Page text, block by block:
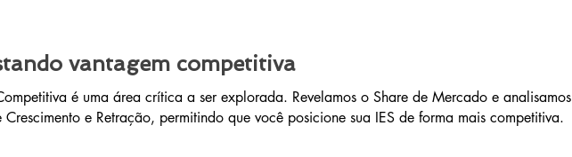
vantagem competitiva
é uma área crítica a ser explorada. Revelamos o Share de Mercado e analisamos
Crescimento e Retração, permitindo que você posicione sua IES de forma mais competitiva.